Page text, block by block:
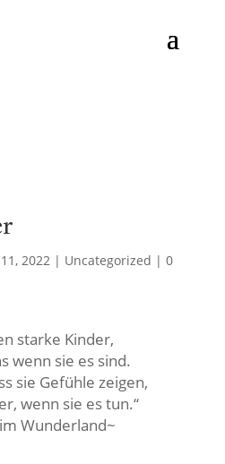
2022| Uncategorized | 0
starke Kinder,
wenn sie es sind.
sie Gefühle zeigen,
wenn sie es tun.“
Wunderland~